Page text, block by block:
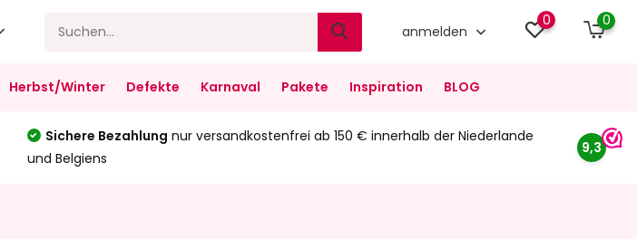
anmelden
0 0
Herbst/Winter Defekte Karnaval Pakete Inspiration BLOG
Sichere Bezahlung nur versandkostenfrei ab 150 € innerhalb der Niederlande
und Belgiens
9,3